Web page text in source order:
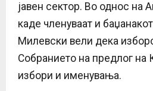
јавен сектор. Во однос на
каде членуваат и
Милевски вели дека
Собранието на предлог на
избори и именувања.